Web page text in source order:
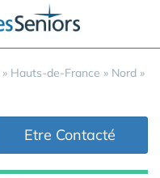
» Hauts-de-France » Nord »
Etre Contacté